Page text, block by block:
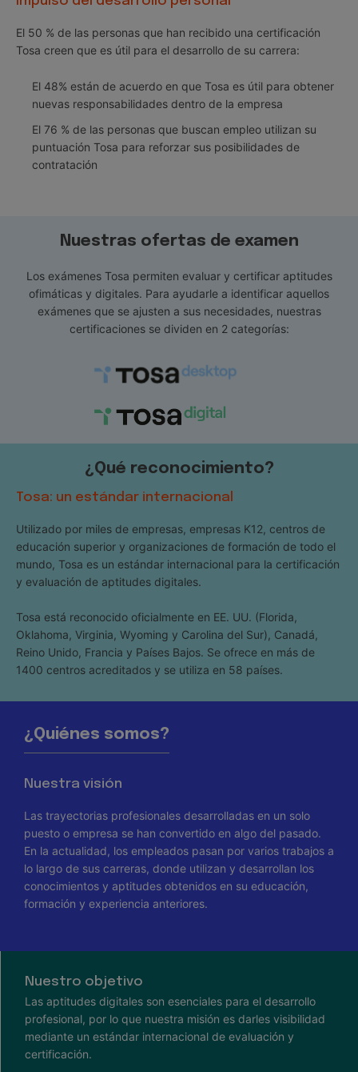
El 50 % de las personas que han recibido una certificación
Tosa creen que es útil para el desarrollo de su carrera:
El 48% están de acuerdo en que Tosa es útil para obtener
nuevas responsabilidades dentro de la empresa
El 76 % de las personas que buscan empleo utilizan su
puntuación Tosa para reforzar sus posibilidades de
contratación
Nuestras ofertas de examen
Los exámenes Tosa permiten evaluar y certificar aptitudes
ofimáticas y digitales. Para ayudarle a identificar aquellos
exámenes que se ajusten a sus necesidades, nuestras
certificaciones se dividen en 2 categorías:
¿Qué reconocimiento?
Tosa: un estándar internacional
Utilizado por miles de empresas, empresas K12, centros de
educación superior y organizaciones de formación de todo el
mundo, Tosa es un estándar internacional para la certificación
y evaluación de aptitudes digitales.
Tosa está reconocido oficialmente en EE. UU. (Florida,
Oklahoma, Virginia, Wyoming y Carolina del Sur), Canadá,
Reino Unido, Francia y Países Bajos. Se ofrece en más de
1400 centros acreditados y se utiliza en 58 países.
¿Quiénes somos?
Nuestra visión
Las trayectorias profesionales desarrolladas en un solo
puesto o empresa se han convertido en algo del pasado.
En la actualidad, los empleados pasan por varios trabajos a
lo largo de sus carreras, donde utilizan y desarrollan los
conocimientos y aptitudes obtenidos en su educación,
formación y experiencia anteriores.
Nuestro objetivo
Las aptitudes digitales son esenciales para el desarrollo
profesional, por lo que nuestra misión es darles visibilidad
mediante un estándar internacional de evaluación y
certificación.